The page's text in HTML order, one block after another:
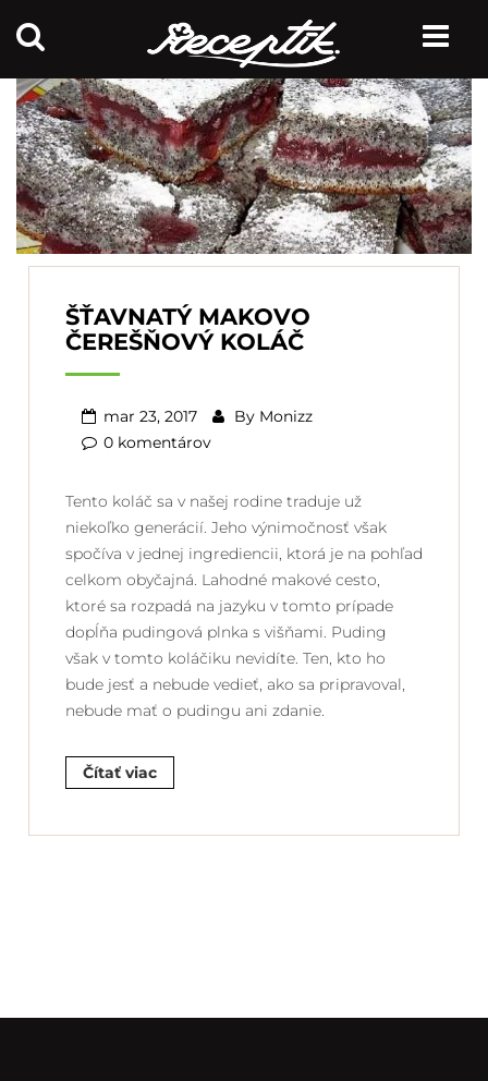
ŠŤAVNATÝ MAKOVO
ČEREŠŇOVÝ KOLÁČ
mar 23, 2017 By Monizz
0 komentárov
Tento koláč sa v našej rodine traduje už
niekoľko generácií. Jeho výnimočnosť však
spočíva v jednej ingrediencii, ktorá je na pohľad
celkom obyčajná. Lahodné makové cesto,
ktoré sa rozpadá na jazyku v tomto prípade
dopĺňa pudingová plnka s višňami. Puding
však v tomto koláčiku nevidíte. Ten, kto ho
bude jesť a nebude vedieť, ako sa pripravoval,
nebude mať o pudingu ani zdanie.
Čítať viac